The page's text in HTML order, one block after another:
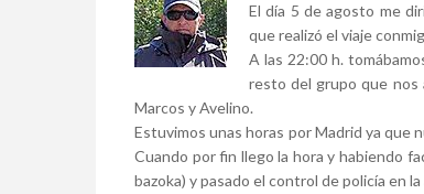
El día 5 de agosto me
que realizó el viaje
A las 22:00 h.
resto del grupo que nos
Marcos y Avelino.
Estuvimos unas horas por Madrid ya que
Cuando por fin llego la hora y habiendo
bazoka) y pasado el control de policía en